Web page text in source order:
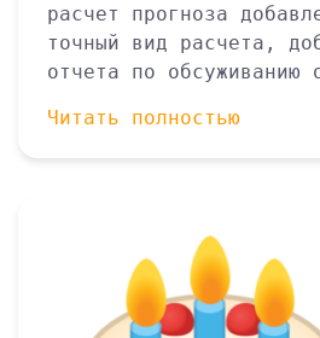
расчет прогноза
точный вид расчета,
отчета по обсуживанию
Читать полностью